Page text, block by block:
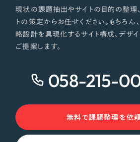
現状の課題抽出やサイトの目的の整理
トの策定からお任せください。もちろ
略設計を具現化するサイト構成、デザ
ご提案します。
058-215-
無料で課題整理を依